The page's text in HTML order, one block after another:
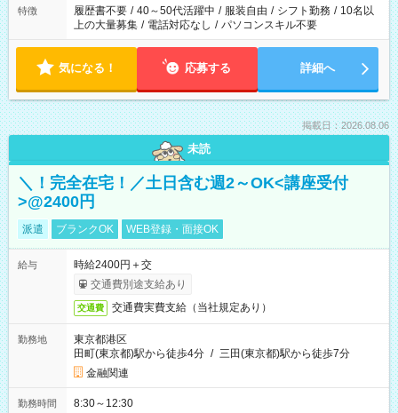
合は応募できません。
特徴 履歴書不要 / 40～50代活躍中 / 服装自由 / シフト勤務 / 10名以
上の大量募集 / 電話対応なし / パソコンスキル不要
気になる！ 応募する 詳細へ
掲載日：2026.08.06
未読
＼！完全在宅！／土日含む週2～OK<講座受付
>@2400円
派遣 ブランクOK WEB登録・面接OK
給与
時給2400円＋交
交通費別途支給あり
交通費 交通費実費支給（当社規定あり）
勤務地
東京都港区
田町(東京都)駅から徒歩4分 / 三田(東京都)駅から徒歩7分
金融関連
勤務時間 8:30～12:30